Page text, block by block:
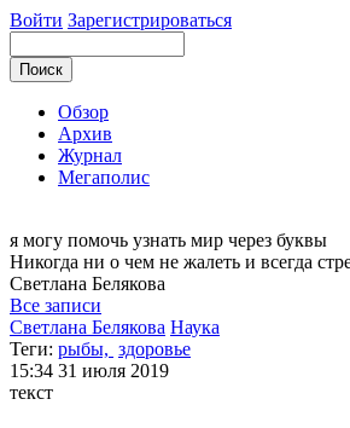
Войти Зарегистрироваться
Обзор
Архив
Журнал
Мегаполис
я могу помочь узнать мир через буквы
Никогда ни о чем не жалеть и всегда
Светлана Белякова
Все записи
Светлана Белякова Наука
Теги: рыбы, здоровье
15:34 31 июля 2019
текст